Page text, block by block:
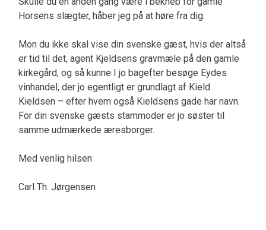
Horsens slægter, håber jeg på at høre fra dig.
Mon du ikke skal vise din svenske gæst, hvis der altså
er tid til det, agent Kjeldsens gravmæle på den gamle
kirkegård, og så kunne I jo bagefter besøge Eydes
vinhandel, der jo egentligt er grundlagt af Kield
Kieldsen – efter hvem også Kieldsens gade har navn.
For din svenske gæsts stammoder er jo søster til
samme udmærkede æresborger.
Med venlig hilsen
Carl Th. Jørgensen